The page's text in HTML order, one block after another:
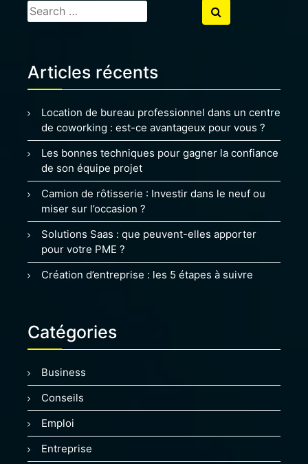
Search
for:
Search
Articles récents
Location de bureau professionnel dans un centre
de coworking : est-ce avantageux pour vous ?
Les bonnes techniques pour gagner la confiance
de son équipe projet
Camion de rôtisserie : Investir dans le neuf ou
miser sur l’occasion ?
Solutions Saas : que peuvent-elles apporter
pour votre PME ?
Création d’entreprise : les 5 étapes à suivre
Catégories
Business
Conseils
Emploi
Entreprise